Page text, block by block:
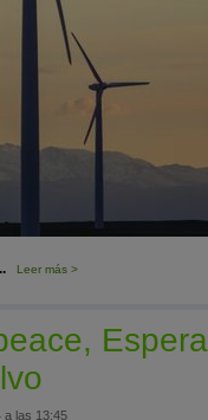
Leer más >
a las 13:45